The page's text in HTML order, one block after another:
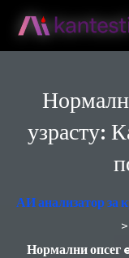
узрасту:
АИ анализатор за
>
Нормални опсег